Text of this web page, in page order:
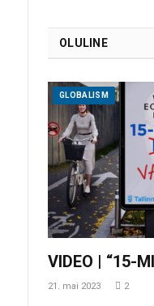
OLULINE
GLOBALISM
VIDEO | “15-
21. mai 2023 2